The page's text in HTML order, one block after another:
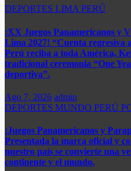
DEPORTES LIMAPERÚ
¡XX Juegos Panamericanos y
Lima 2027! “Cuenta regresiva
Perú reciba a toda América,
tradicional ceremonia “One
deportiva”.
Ago 7, 2026 admin
DEPORTES MUNDO PERÚ
¡Juegos Panamericanos y
Presentada la marca oficial y
nuestro país se convierte una
continente y el mundo.​